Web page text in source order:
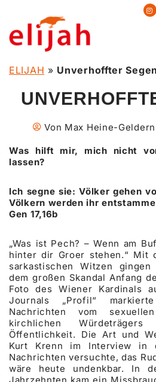
Zum
Inhalt
springen
ELIJAH » Unverhoffter Segen
Von Max Heine-
Was hilft mir, mich nicht
lassen?
Ich segne sie: Völker gehen
Völkern werden ihr
Gen 17,16b
„Was ist Pech? – Wenn am
hinter dir Groer stehen.“ Mit
sarkastischen Witzen
dem großen Skandal Anfang
Foto des Wiener Kardinals
Journals „Profil“
Nachrichten vom
kirchlichen
Öffentlichkeit. Die Art und
Kurt Krenn im Interview in
Nachrichten versuchte, das
wäre heute undenkbar. In
Jahrzehnten kam ein